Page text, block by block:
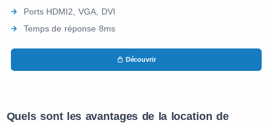
Ports HDMI2, VGA, DVI
Temps de réponse 8ms
Découvrir
Quels sont les avantages de la location de